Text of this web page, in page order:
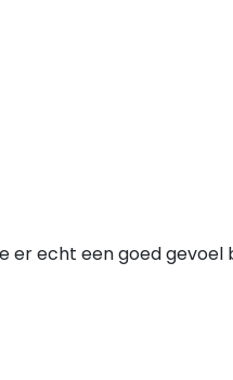
er echt een goed gevoel